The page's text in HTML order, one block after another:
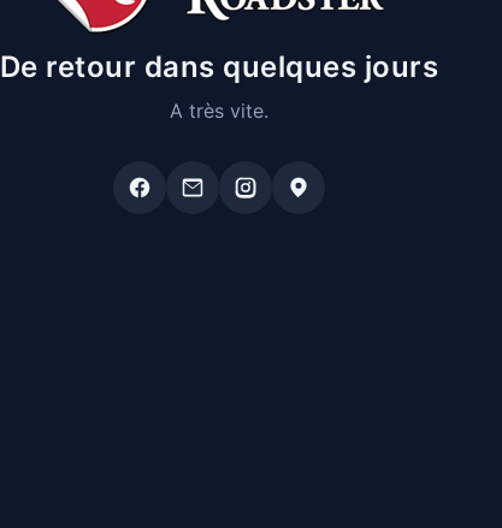
De retour dans quelques jours
A très vite.